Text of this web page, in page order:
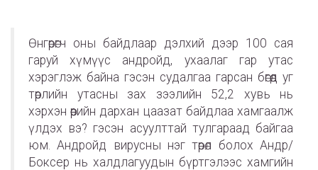
Өнгөрөгч оны байдлаар дэлхий дээр 100 сая
гаруй хүмүүс андройд, ухаалаг гар утас
хэрэглэж байна гэсэн судалгаа гарсан бөгөөд уг
төрлийн утасны зах зээлийн 52,2 хувь нь
хэрхэн өөрийн дархан цаазат байдлаа хамгаалж
үлдэх вэ? гэсэн асуулттай тулгараад байгаа
юм. Андройд вирусны нэг төрөл болох Андр/
Боксер нь халдлагуудын бүртгэлээс хамгийн